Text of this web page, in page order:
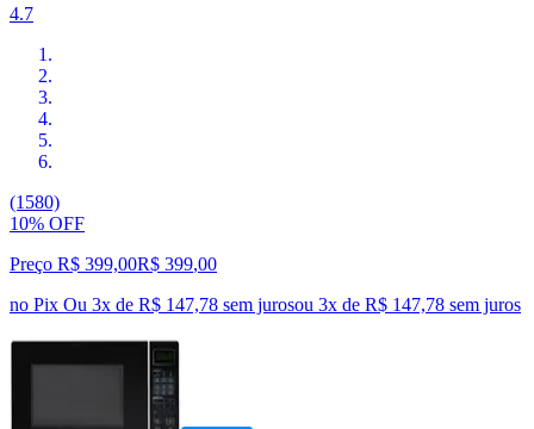
4.7
(1580)
10% OFF
Preço R$ 399,00R$ 399,00
no Pix Ou 3x de R$ 147,78 sem jurosou 3x de R$ 147,78 sem juros